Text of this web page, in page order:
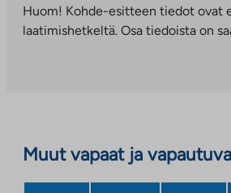
palveluun.
Huom! Kohde-esitteen tiedot ovat
laatimishetkeltä. Osa tiedoista on
Muut vapaat ja